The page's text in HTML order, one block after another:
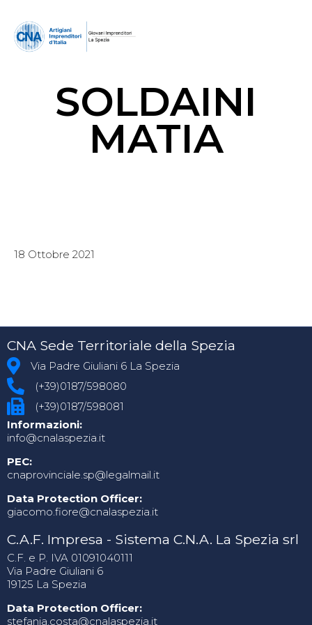
SOLDAINI
MATIA
18 Ottobre 2021
CNA Sede Territoriale della Spezia
Via Padre Giuliani 6 La Spezia
(+39)0187/598080
(+39)0187/598081
Informazioni:
info@cnalaspezia.it
PEC:
cnaprovinciale.sp@legalmail.it
Data Protection Officer:
giacomo.fiore@cnalaspezia.it
C.A.F. Impresa - Sistema C.N.A. La Spezia srl
C.F. e P. IVA 01091040111
Via Padre Giuliani 6
19125 La Spezia
Data Protection Officer:
stefania.costa@cnalaspezia.it